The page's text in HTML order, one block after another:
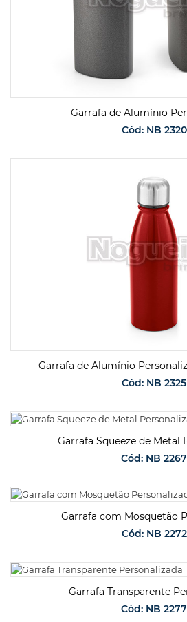
Garrafa de Alumínio
Cód: NB 2320
Garrafa de Alumínio
Cód: NB 2325
SOLICITAR
Garrafa Squeeze de Metal
Cód: NB 2267
SOLICITAR
Garrafa com Mosquetão
Cód: NB 2272
SOLICITAR
Garrafa Transparente
Cód: NB 2277